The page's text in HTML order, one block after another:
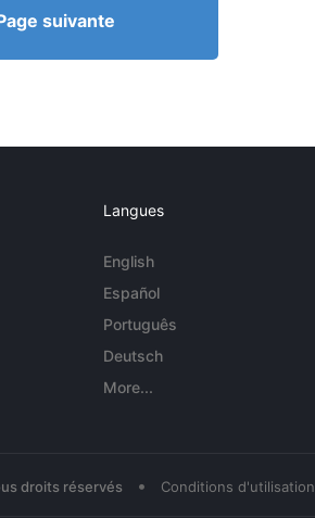
suivante
Langues
English
Español
Português
Deutsch
More...
droits réservés • Conditions d'utilisation